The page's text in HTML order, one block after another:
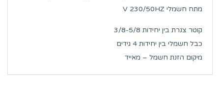
מתח חשמלי V 230/50HZ
קוטר צנרת בין יחידות 3/8-5/8
כבל חשמלי בין יחידות 4 גידים
מיקום הזנת חשמל – מאייד